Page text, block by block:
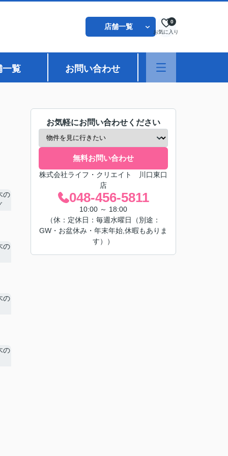
店舗一覧
お気に入り
0
一覧 お問い合わせ
お気軽にお問い合わせください
無料お問い合わせ
株式会社ライフ・クリエイト 川口東口
店
048-456-5811
10:00 ～ 18:00
（休：定休日：毎週水曜日（別途：
GW・お盆休み・年末年始,休暇もありま
す））